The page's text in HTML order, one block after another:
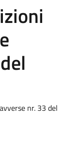
nr. 33 del